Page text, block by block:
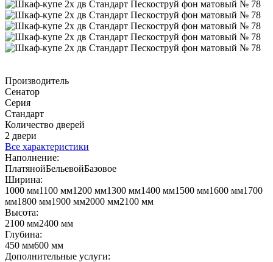
Производитель
Сенатор
Серия
Стандарт
Количество дверей
2 двери
Все характеристики
Наполнение:
ПлатянойБельевойБазовое
Ширина:
1000 мм1100 мм1200 мм1300 мм1400 мм1500 мм1600 мм1700
мм1800 мм1900 мм2000 мм2100 мм
Высота:
2100 мм2400 мм
Глубина:
450 мм600 мм
Дополнительные услуги: